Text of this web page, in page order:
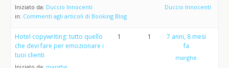
Iniziato da: Duccio Innocenti
in: Commenti agli articoli di Booking Blog
Duccio Innocenti
Hotel copywriting: tutto quello
che devi fare per emozionare i
tuoi clienti
1 1
7 anni, 8 mesi
fa
marghe